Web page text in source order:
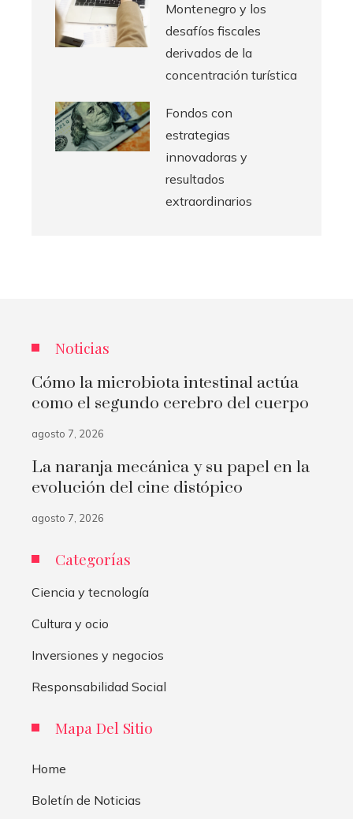
Montenegro y los
desafíos fiscales
derivados de la
concentración turística
Fondos con
estrategias
innovadoras y
resultados
extraordinarios
Noticias
Cómo la microbiota intestinal actúa
como el segundo cerebro del cuerpo
agosto 7, 2026
La naranja mecánica y su papel en la
evolución del cine distópico
agosto 7, 2026
Categorías
Ciencia y tecnología
Cultura y ocio
Inversiones y negocios
Responsabilidad Social
Mapa Del Sitio
Home
Boletín de Noticias